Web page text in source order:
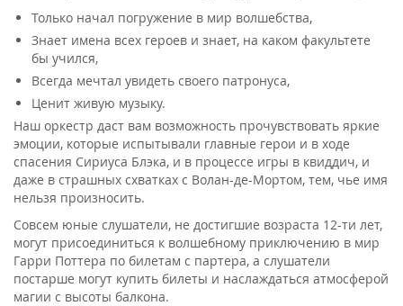
Только начал погружение в мир волшебства,
Знает имена всех героев и знает, на каком факультете
бы учился,
Всегда мечтал увидеть своего патронуса,
Ценит живую музыку.
Наш оркестр даст вам возможность прочувствовать яркие
эмоции, которые испытывали главные герои и в ходе
спасения Сириуса Блэка, и в процессе игры в квиддич, и
даже в страшных схватках с Волан-де-Мортом, тем, чье имя
нельзя произносить.
Совсем юные слушатели, не достигшие возраста 12-ти лет,
могут присоединиться к волшебному приключению в мир
Гарри Поттера по билетам с партера, а слушатели
постарше могут купить билеты и наслаждаться атмосферой
магии с высоты балкона.